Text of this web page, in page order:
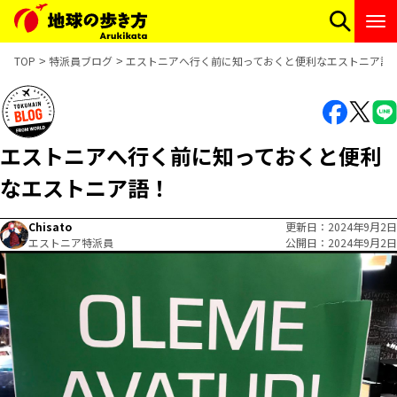
TOP 特派員ブログ エストニアへ行く前に知っておくと便利なエストニア語
エストニアへ行く前に知っておくと便利
なエストニア語！
Chisato
エストニア特派員
更新日
2024年9月2日
公開日
2024年9月2日